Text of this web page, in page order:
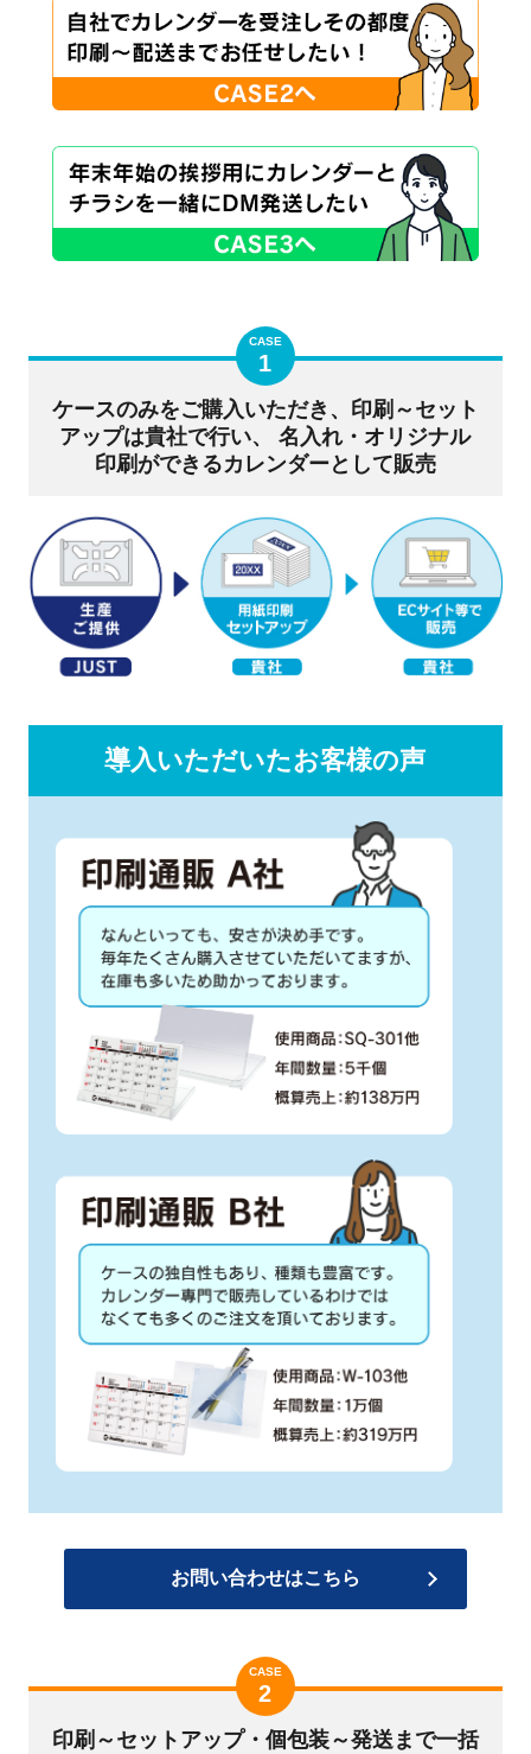
CASE
1
ケースのみをご購入いただき、印刷～セット
アップは貴社で行い、
名入れ・オリジナル
印刷ができるカレンダーとして販売
導入いただいたお客様の声
お問い合わせはこちら
CASE
2
印刷～セットアップ・個包装～発送まで一括